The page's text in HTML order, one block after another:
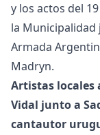
y los actos del
la Municipalidad
Armada
Madryn.
Artistas locales
Vidal junto a
cantautor